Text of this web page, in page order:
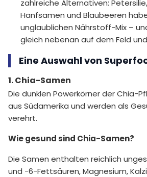
zahlreiche Alternativen:
Hanfsamen und Blaubeeren
unglaublichen Nährstoff-Mix –
gleich nebenan auf dem Feld
Eine Auswahl von
1. Chia-Samen
Die dunklen Powerkörner der Chia-
aus Südamerika und werden als
verehrt.
Wie gesund sind Chia-Samen?
Die Samen enthalten reichlich
und -6-Fettsäuren, Magnesium,